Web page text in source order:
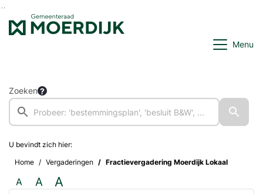
Ga naar de inhoud van deze pagina
Ga naar het zoeken
Ga naar het menu
Menu
Zoeken
U bevindt zich hier:
Home
Vergaderingen Fractievergadering Moerdijk Lokaal
A A A